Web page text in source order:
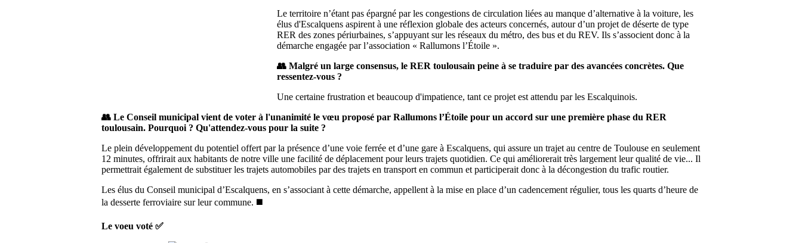
Le territoire n’étant pas épargné par les congestions de circulation liées au manque d’alternative à la voiture, les
élus d'Escalquens aspirent à une réflexion globale des acteurs concernés, autour d’un projet de déserte de type
RER des zones périurbaines, s’appuyant sur les réseaux du métro, des bus et du REV. Ils s’associent donc à la
démarche engagée par l’association « Rallumons l’Étoile ».
👥 Malgré un large consensus, le RER toulousain peine à se traduire par des avancées concrètes. Que
ressentez-vous ?
Une certaine frustration et beaucoup d'impatience, tant ce projet est attendu par les Escalquinois.
👥 Le Conseil municipal vient de voter à l'unanimité le vœu proposé par Rallumons l’Étoile pour un accord sur une première phase du RER
toulousain. Pourquoi ? Qu'attendez-vous pour la suite ?
Le plein développement du potentiel offert par la présence d’une voie ferrée et d’une gare à Escalquens, qui assure un trajet au centre de Toulouse en seulement
12 minutes, offrirait aux habitants de notre ville une facilité de déplacement pour leurs trajets quotidien. Ce qui améliorerait très largement leur qualité de vie... Il
permettrait également de substituer les trajets automobiles par des trajets en transport en commun et participerait donc à la décongestion du trafic routier.
Les élus du Conseil municipal d’Escalquens, en s’associant à cette démarche, appellent à la mise en place d’un cadencement régulier, tous les quarts d’heure de
la desserte ferroviaire sur leur commune. ◼️
Le voeu voté ✅